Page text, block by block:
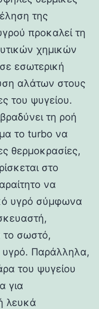
της
προκαλεί τη
χημικών
εσωτερική
αλάτων στους
του ψυγείου.
τη ροή
το turbo να
θερμοκρασίες,
στο
να
υγρό σύμφωνα
το σωστό,
υγρό. Παράλληλα,
του ψυγείου
για
λευκά